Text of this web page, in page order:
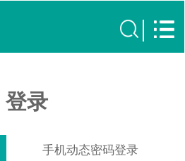
登录
手机动态密码登录